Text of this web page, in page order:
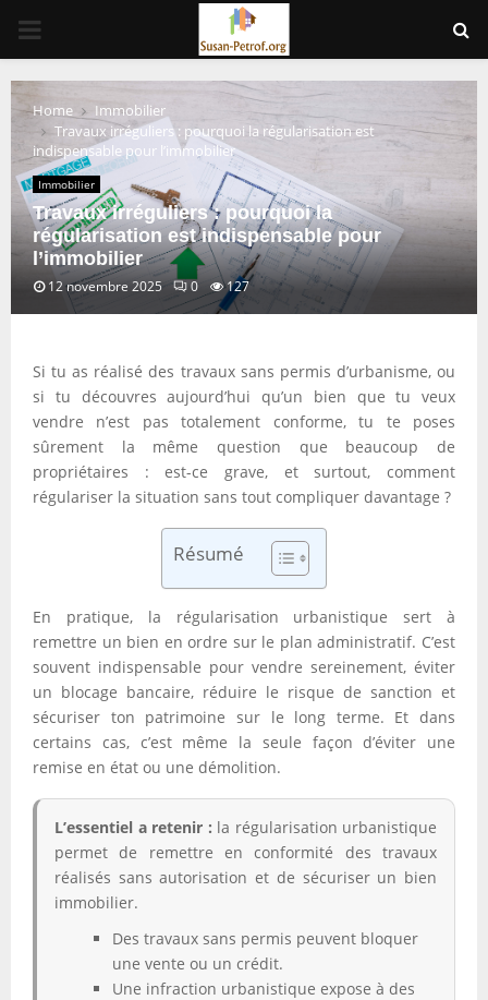
PRIMARY
MENU
Home
Immobilier
Travaux irréguliers : pourquoi la régularisation est
indispensable pour l’immobilier
Immobilier
Travaux irréguliers : pourquoi la
régularisation est indispensable pour
l’immobilier
12 novembre 2025 0 127
Si tu as réalisé des travaux sans permis d’urbanisme, ou
si tu découvres aujourd’hui qu’un bien que tu veux
vendre n’est pas totalement conforme, tu te poses
sûrement la même question que beaucoup de
propriétaires : est-ce grave, et surtout, comment
régulariser la situation sans tout compliquer davantage ?
Résumé
En pratique, la régularisation urbanistique sert à
remettre un bien en ordre sur le plan administratif. C’est
souvent indispensable pour vendre sereinement, éviter
un blocage bancaire, réduire le risque de sanction et
sécuriser ton patrimoine sur le long terme. Et dans
certains cas, c’est même la seule façon d’éviter une
remise en état ou une démolition.
L’essentiel a retenir : la régularisation urbanistique
permet de remettre en conformité des travaux
réalisés sans autorisation et de sécuriser un bien
immobilier.
Des travaux sans permis peuvent bloquer
une vente ou un crédit.
Une infraction urbanistique expose à des